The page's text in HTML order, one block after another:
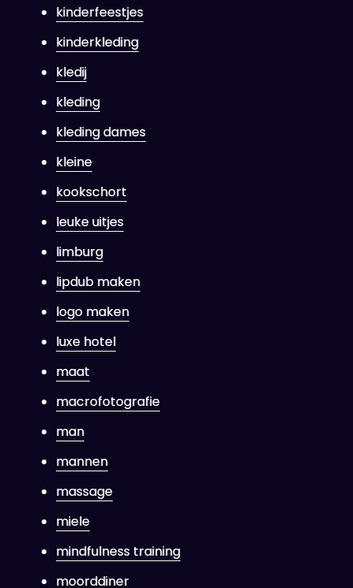
kinderfeestjes
kinderkleding
kledij
kleding
kleding dames
kleine
kookschort
leuke uitjes
limburg
lipdub maken
logo maken
luxe hotel
maat
macrofotografie
man
mannen
massage
miele
mindfulness training
moorddiner